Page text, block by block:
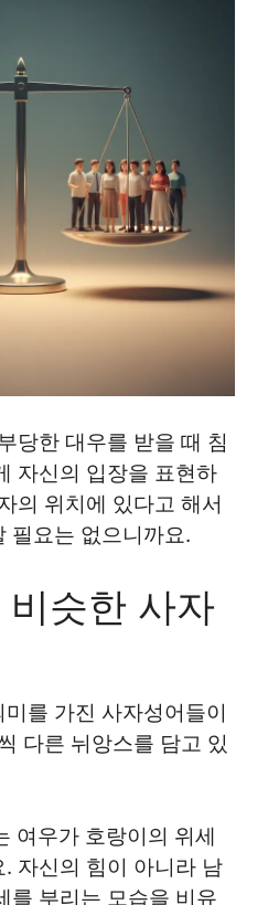
당한 대우를 받을 때 침
자신의 입장을 표현하
의 위치에 있다고 해서
필요는 없으니까요.
슷한 사자
를 가진 사자성어들이
다른 뉘앙스를 담고 있
여우가 호랑이의 위세
자신의 힘이 아니라 남
를 부리는 모습을 비유